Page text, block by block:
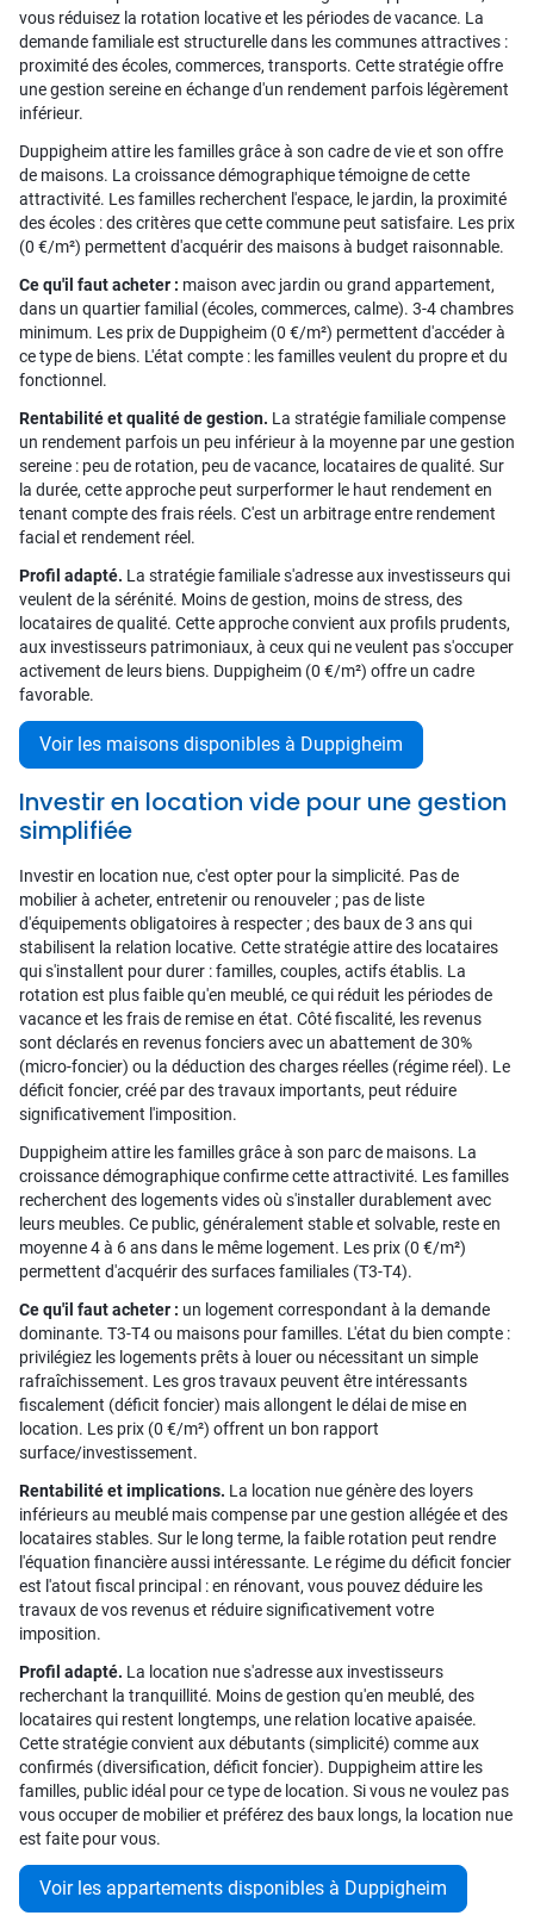
vous réduisez la rotation locative et les périodes de vacance. La
demande familiale est structurelle dans les communes attractives :
proximité des écoles, commerces, transports. Cette stratégie offre
une gestion sereine en échange d'un rendement parfois légèrement
inférieur.
Duppigheim attire les familles grâce à son cadre de vie et son offre
de maisons. La croissance démographique témoigne de cette
attractivité. Les familles recherchent l'espace, le jardin, la proximité
des écoles : des critères que cette commune peut satisfaire. Les prix
(0 €/m²) permettent d'acquérir des maisons à budget raisonnable.
Ce qu'il faut acheter : maison avec jardin ou grand appartement,
dans un quartier familial (écoles, commerces, calme). 3-4 chambres
minimum. Les prix de Duppigheim (0 €/m²) permettent d'accéder à
ce type de biens. L'état compte : les familles veulent du propre et du
fonctionnel.
Rentabilité et qualité de gestion. La stratégie familiale compense
un rendement parfois un peu inférieur à la moyenne par une gestion
sereine : peu de rotation, peu de vacance, locataires de qualité. Sur
la durée, cette approche peut surperformer le haut rendement en
tenant compte des frais réels. C'est un arbitrage entre rendement
facial et rendement réel.
Profil adapté. La stratégie familiale s'adresse aux investisseurs qui
veulent de la sérénité. Moins de gestion, moins de stress, des
locataires de qualité. Cette approche convient aux profils prudents,
aux investisseurs patrimoniaux, à ceux qui ne veulent pas s'occuper
activement de leurs biens. Duppigheim (0 €/m²) offre un cadre
favorable.
Voir les maisons disponibles à Duppigheim
Investir en location vide pour une gestion
simplifiée
Investir en location nue, c'est opter pour la simplicité. Pas de
mobilier à acheter, entretenir ou renouveler ; pas de liste
d'équipements obligatoires à respecter ; des baux de 3 ans qui
stabilisent la relation locative. Cette stratégie attire des locataires
qui s'installent pour durer : familles, couples, actifs établis. La
rotation est plus faible qu'en meublé, ce qui réduit les périodes de
vacance et les frais de remise en état. Côté fiscalité, les revenus
sont déclarés en revenus fonciers avec un abattement de 30%
(micro-foncier) ou la déduction des charges réelles (régime réel). Le
déficit foncier, créé par des travaux importants, peut réduire
significativement l'imposition.
Duppigheim attire les familles grâce à son parc de maisons. La
croissance démographique confirme cette attractivité. Les familles
recherchent des logements vides où s'installer durablement avec
leurs meubles. Ce public, généralement stable et solvable, reste en
moyenne 4 à 6 ans dans le même logement. Les prix (0 €/m²)
permettent d'acquérir des surfaces familiales (T3-T4).
Ce qu'il faut acheter : un logement correspondant à la demande
dominante. T3-T4 ou maisons pour familles. L'état du bien compte :
privilégiez les logements prêts à louer ou nécessitant un simple
rafraîchissement. Les gros travaux peuvent être intéressants
fiscalement (déficit foncier) mais allongent le délai de mise en
location. Les prix (0 €/m²) offrent un bon rapport
surface/investissement.
Rentabilité et implications. La location nue génère des loyers
inférieurs au meublé mais compense par une gestion allégée et des
locataires stables. Sur le long terme, la faible rotation peut rendre
l'équation financière aussi intéressante. Le régime du déficit foncier
est l'atout fiscal principal : en rénovant, vous pouvez déduire les
travaux de vos revenus et réduire significativement votre
imposition.
Profil adapté. La location nue s'adresse aux investisseurs
recherchant la tranquillité. Moins de gestion qu'en meublé, des
locataires qui restent longtemps, une relation locative apaisée.
Cette stratégie convient aux débutants (simplicité) comme aux
confirmés (diversification, déficit foncier). Duppigheim attire les
familles, public idéal pour ce type de location. Si vous ne voulez pas
vous occuper de mobilier et préférez des baux longs, la location nue
est faite pour vous.
Voir les appartements disponibles à Duppigheim